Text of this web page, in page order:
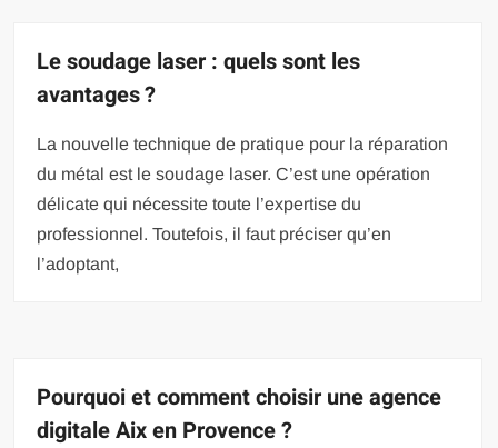
Le soudage laser : quels sont les
avantages ?
La nouvelle technique de pratique pour la réparation
du métal est le soudage laser. C’est une opération
délicate qui nécessite toute l’expertise du
professionnel. Toutefois, il faut préciser qu’en
l’adoptant,
Pourquoi et comment choisir une agence
digitale Aix en Provence ?